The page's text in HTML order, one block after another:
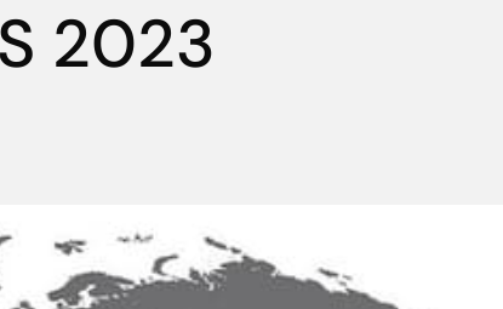
2023